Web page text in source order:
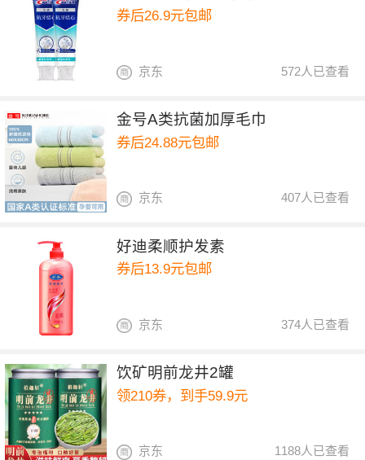
券后26.9元包邮
572人已查看
京东
金号A类抗菌加厚毛巾
券后24.88元包邮
407人已查看
京东
好迪柔顺护发素
券后13.9元包邮
374人已查看
京东
饮矿明前龙井2罐
领210券，到手59.9元
1188人已查看
京东